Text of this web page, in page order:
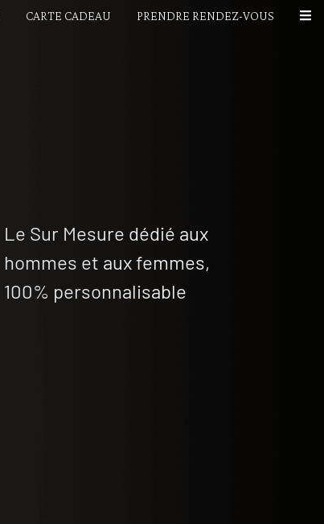
CARTE CADEAU PRENDRE RENDEZ-VOUS
Le Sur Mesure dédié aux
hommes et aux femmes,
100% personnalisable